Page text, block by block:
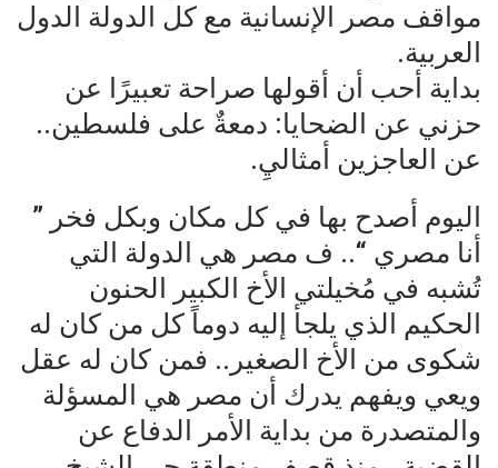
مواقف مصر الإنسانية مع كل الدولة الدول
العربية.
بداية أحب أن أقولها صراحة تعبيرًا عن
حزني عن الضحايا: دمعةٌ على فلسطين..
عن العاجزين أمثاليِ.
اليوم أصدح بها في كل مكان وبكل فخر ”
أنا مصري “.. ف مصر هي الدولة التي
تُشبه في مُخيلتي الأخ الكبير الحنون
الحكيم الذي يلجأ إليه دوماً كل من كان له
شكوى من الأخ الصغير.. فمن كان له عقل
ويعي ويفهم يدرك أن مصر هي المسؤلة
والمتصدرة من بداية الأمر الدفاع عن